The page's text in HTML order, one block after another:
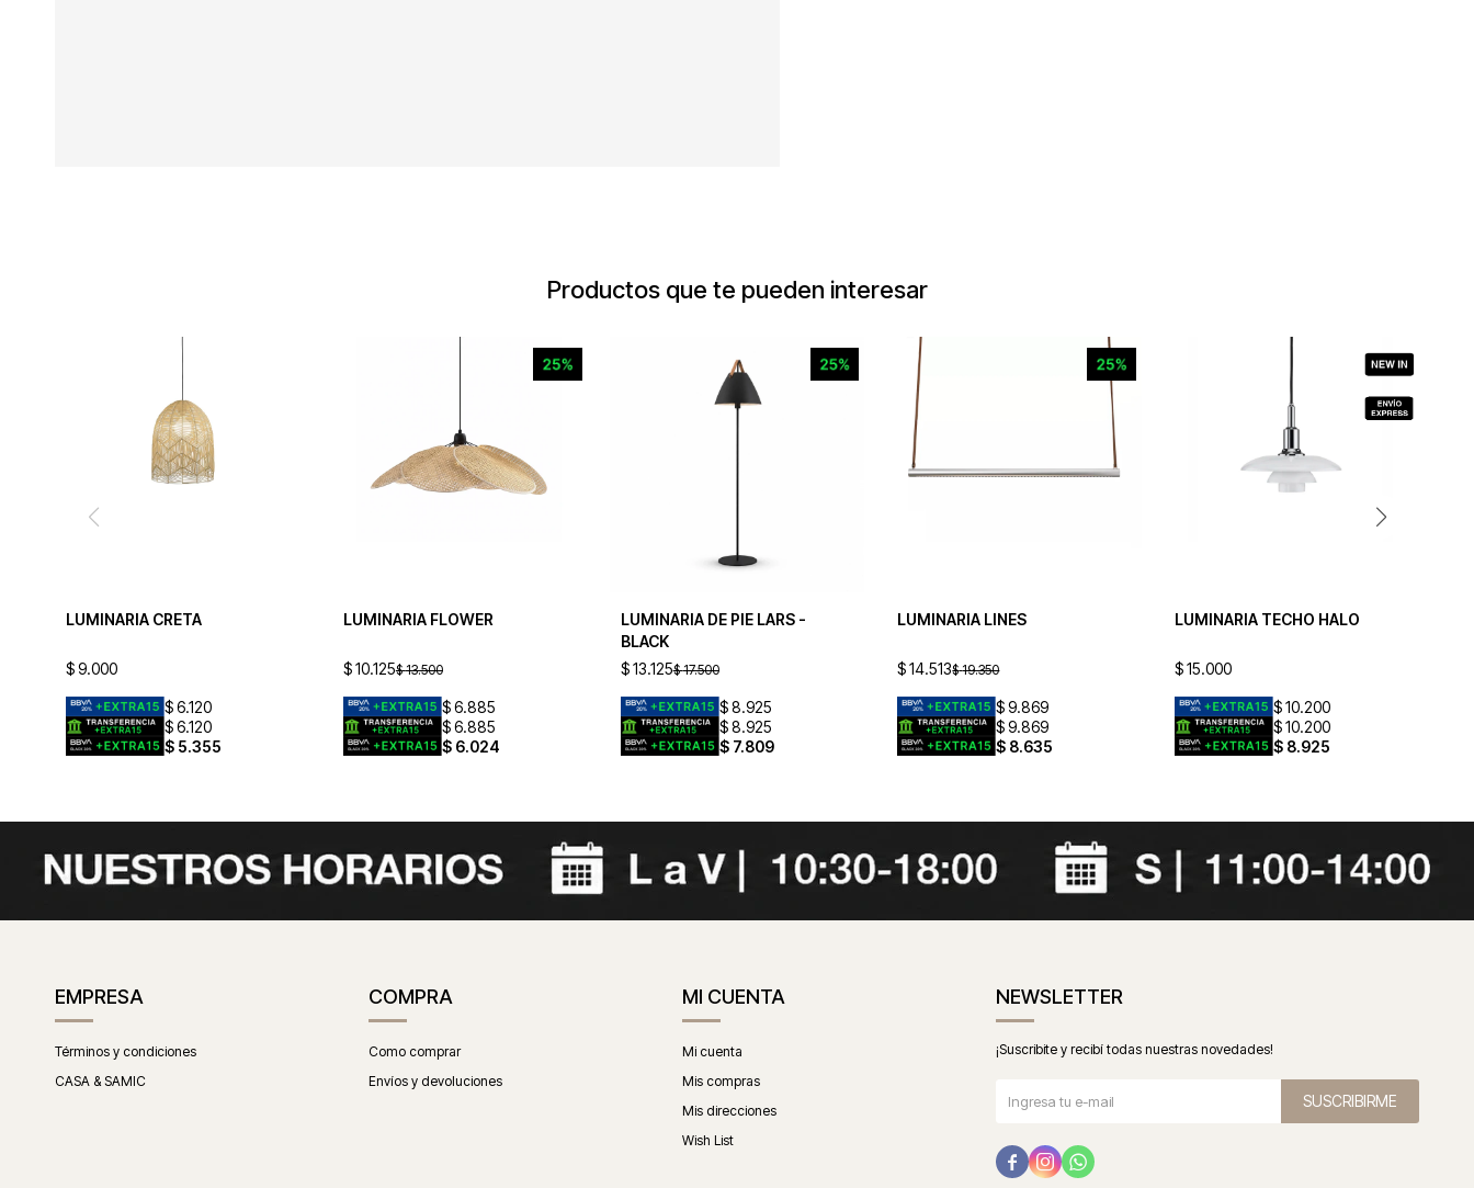
Productos que te pueden interesar
LUMINARIA CRETA
$9.000
$6.120
$6.120
$ 5.355
LUMINARIA FLOWER
$10.125$ 13.500
$6.885
$6.885
$ 6.024
LUMINARIA DE PIE LARS -
BLACK
$ 13.125$ 17.500
$ 8.925
$ 8.925
$ 7.809
LUMINARIA LINES
$14.513$ 19.350
$9.869
$9.869
$ 8.635
LUMINARIA TECHO HALO
$15.000
$10.200
$10.200
$ 8.925
EMPRESA
Términos y condiciones
CASA & SAMIC
COMPRA
Como comprar
Envíos y devoluciones
MI CUENTA
Mi cuenta
Mis compras
Mis direcciones
Wish List
NEWSLETTER
¡Suscribite y recibí todas nuestras novedades!
SUSCRIBIRME
  